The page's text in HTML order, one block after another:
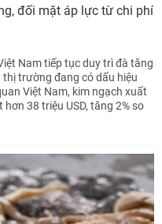
đối mặt áp lực từ chi phí
Nam tiếp tục duy trì đà tăng
trường đang có dấu hiệu
Việt Nam, kim ngạch xuất
38 triệu USD, tăng 2% so